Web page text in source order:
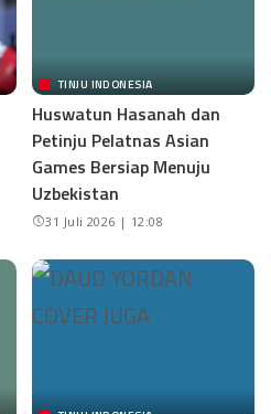
TINJU INDONESIA
Huswatun Hasanah dan
Petinju Pelatnas Asian
Games Bersiap Menuju
Uzbekistan
31 Juli 2026 | 12:08